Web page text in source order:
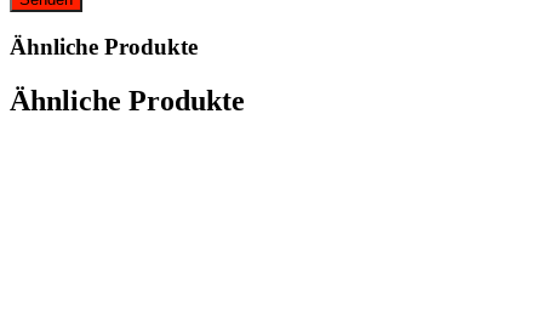
Ähnliche Produkte
Ähnliche Produkte